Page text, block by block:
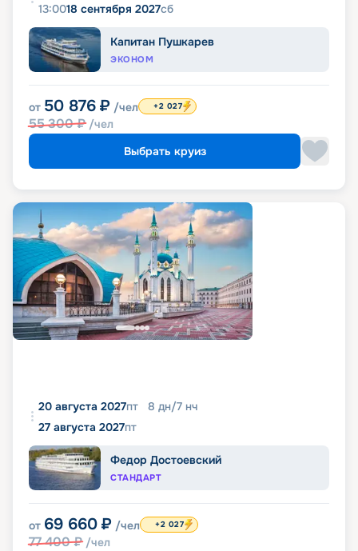
13:0018 сентября 2027сб
Капитан Пушкарев
ЭКОНОМ
от 50 876 ₽ /чел
55 300₽ /чел
+2 027
Выбрать круиз
20 августа 2027пт 8 дн/7 нч
27 августа 2027пт
Федор Достоевский
СТАНДАРТ
от 69 660 ₽ /чел
77 400₽ /чел
+2 027